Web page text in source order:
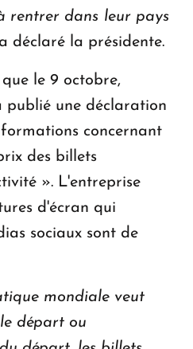
rentrer dans leur pays
déclaré la présidente.
le 9 octobre,
publié une déclaration
concernant
des billets
». L'entreprise
d'écran qui
sociaux sont de
mondiale veut
départ ou